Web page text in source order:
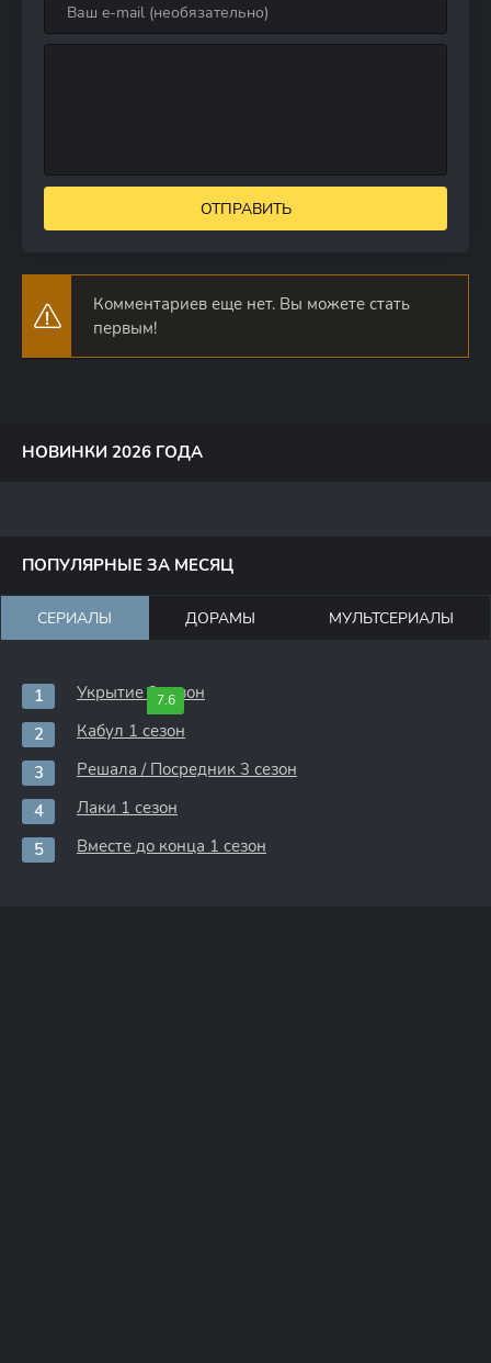
ОТПРАВИТЬ
Комментариев еще нет. Вы можете стать
первым!
НОВИНКИ 2026 ГОДА
ПОПУЛЯРНЫЕ ЗА МЕСЯЦ
СЕРИАЛЫ ДОРАМЫ МУЛЬТСЕРИАЛЫ
7.6
Укрытие 3 сезон
Кабул 1 сезон
Решала / Посредник 3 сезон
Лаки 1 сезон
Вместе до конца 1 сезон